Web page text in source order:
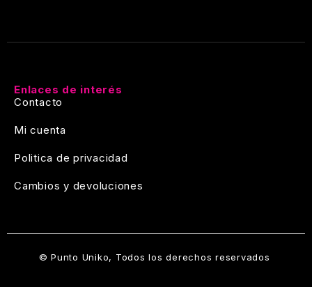
Enlaces de interés
Contacto
Mi cuenta
Politica de privacidad
Cambios y devoluciones
© Punto Uniko, Todos los derechos reservados